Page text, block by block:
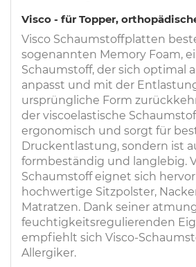
Visco - für Topper,
Visco Schaumstoffplatten
sogenannten Memory Foam,
Schaumstoff, der sich optimal
anpasst und mit der
ursprüngliche Form
der viscoelastische
ergonomisch und sorgt für
Druckentlastung, sondern ist
formbeständig und langlebig.
Schaumstoff eignet sich
hochwertige Sitzpolster,
Matratzen. Dank seiner
feuchtigkeitsregulierenden
empfiehlt sich Visco-
Allergiker.